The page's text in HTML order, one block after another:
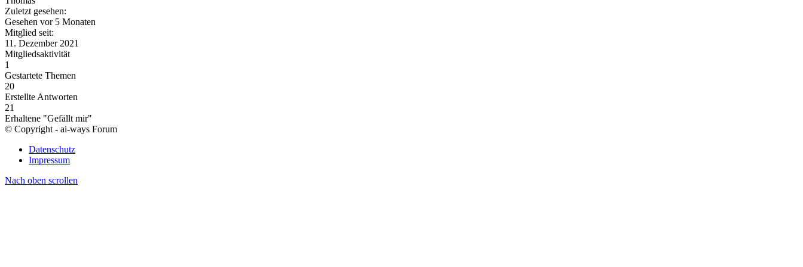
Zuletzt gesehen:
Gesehen vor 5 Monaten
Mitglied seit:
11. Dezember 2021
Mitgliedsaktivität
1
Gestartete Themen
20
Erstellte Antworten
21
Erhaltene "Gefällt mir"
© Copyright - ai-ways Forum
Datenschutz
Impressum
Nach oben scrollen